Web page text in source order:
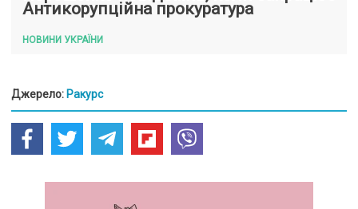
Антикорупційна прокуратура
НОВИНИ УКРАЇНИ
Джерело: Ракурс